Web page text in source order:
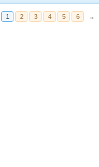
1 2 3 4 5 6 →